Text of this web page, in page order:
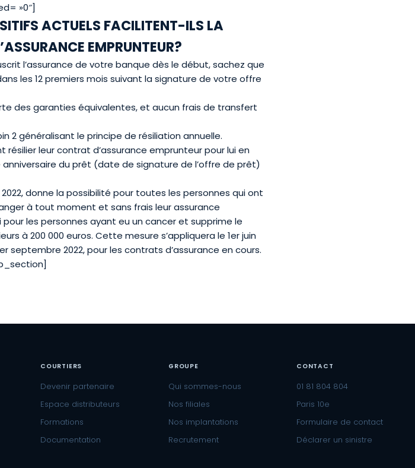
»0″]
ACTUELS FACILITENT-ILS LA
EMPRUNTEUR?
l’assurance de votre banque dès le début, sachez que
les 12 premiers mois suivant la signature de votre offre
des garanties équivalentes, et aucun frais de transfert
2 généralisant le principe de résiliation annuelle.
résilier leur contrat d’assurance emprunteur pour lui en
du prêt (date de signature de l’offre de prêt)
donne la possibilité pour toutes les personnes qui ont
à tout moment et sans frais leur assurance
pour les personnes ayant eu un cancer et supprime le
à 200 000 euros. Cette mesure s’appliquera le 1er juin
septembre 2022, pour les contrats d’assurance en cours.
COURTIERS
Devenir partenaire
Espace distributeurs
Formations
Documentation
GROUPE
Qui sommes-nous
Nos filiales
Nos implantations
Recrutement
CONTACT
01 81 804 804
Paris 10e
Formulaire de contact
Déclarer un sinistre